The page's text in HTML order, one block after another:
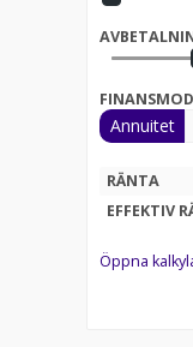
Annuitet
RÄNTA
EFFEKTIV
Öppna